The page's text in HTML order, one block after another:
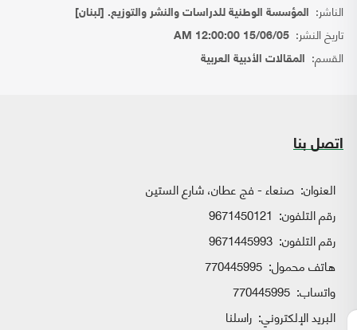
الناشر: المؤسسة الوطنية للدراسات والنشر والتوزيع. [لبنان]
تاريخ النشر: 15/06/05 12:00:00 AM
القسم: المقالات الأدبية العربية
اتصل بنا
العنوان: صنعاء - فج عطان، شارع الستين
رقم التلفون: 9671450121
رقم التلفون: 9671445993
هاتف محمول: 770445995
واتساب:
البريد الإلكتروني: راسلنا